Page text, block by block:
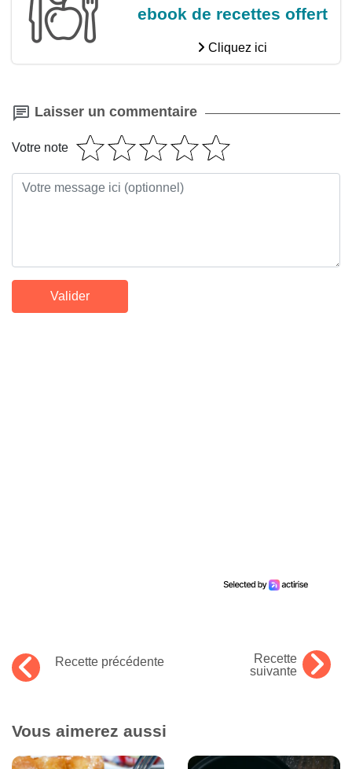
ebook de recettes offert
Cliquez ici
Laisser un commentaire
Votre note
Recette précédente
Recette
suivante
Vous aimerez aussi